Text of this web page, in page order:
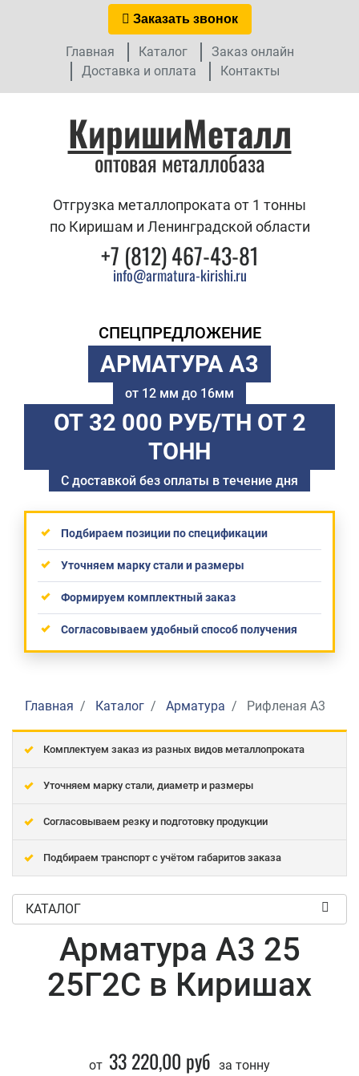
Заказать звонок
Главная Каталог
Заказ онлайн
Доставка и оплата
Контакты
КиришиМеталл
оптовая металлобаза
Отгрузка металлопроката от 1 тонны
по Киришам и Ленинградской области
+7 (812) 467-43-81
info@armatura-kirishi.ru
СПЕЦПРЕДЛОЖЕНИЕ
АРМАТУРА А3
от 12 мм до 16мм
ОТ 32 000 РУБ/ТН ОТ 2
ТОНН
С доставкой без оплаты в течение дня
Подбираем позиции по спецификации
Уточняем марку стали и размеры
Формируем комплектный заказ
Согласовываем удобный способ получения
Главная Каталог Арматура Рифленая А3
Комплектуем заказ из разных видов металлопроката
Уточняем марку стали, диаметр и размеры
Согласовываем резку и подготовку продукции
Подбираем транспорт с учётом габаритов заказа
КАТАЛОГ
Арматура А3 25
25Г2С в Киришах
от 33 220,00 руб за тонну